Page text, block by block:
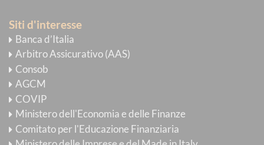
Siti d'interesse
Banca d’Italia
Arbitro Assicurativo (AAS)
Consob
AGCM
COVIP
Ministero dell'Economia e delle Finanze
Comitato per l'Educazione Finanziaria